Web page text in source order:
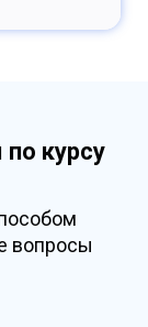
курсу
вопросы